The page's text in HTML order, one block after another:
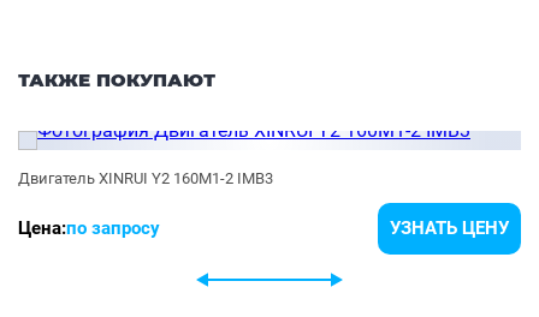
ТАКЖЕ ПОКУПАЮТ
Двигатель XINRUI Y2 160M1-2 IMB3
Цена:по запросу УЗНАТЬ ЦЕНУ